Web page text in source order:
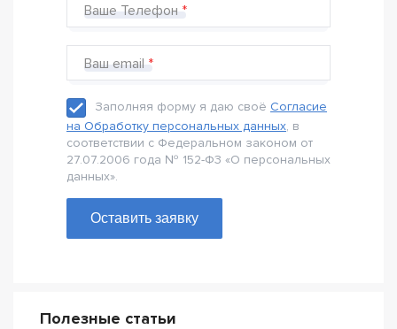
Ваше Телефон
Ваш email
Заполняя форму я даю своё Согласие
на Обработку персональных данных, в
соответствии с Федеральном законом от
27.07.2006 года № 152-Ф3 «О персональных
данных».
Оставить заявку
Полезные статьи